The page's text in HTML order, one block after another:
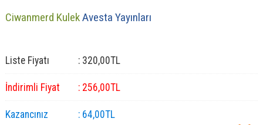
Ciwanmerd KulekAvesta Yayınları
Liste Fiyatı : 320,00TL
İndirimli Fiyat : 256,00TL
Kazancınız : 64,00TL